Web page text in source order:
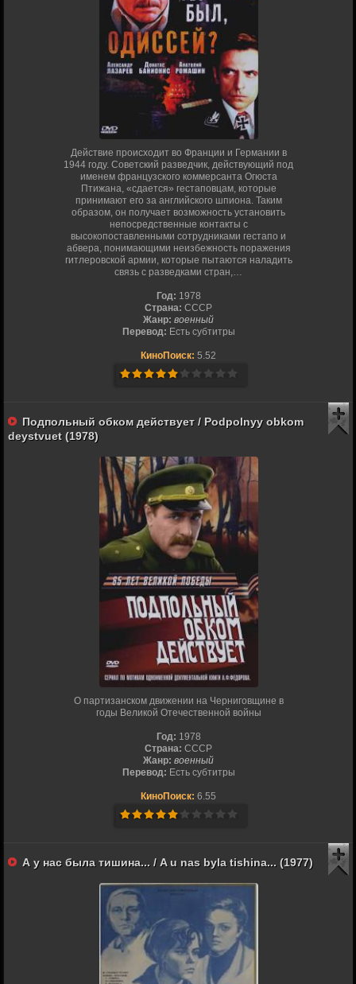
Действие происходит во Франции и Германии в
1944 году. Советский разведчик, действующий под
именем французского коммерсанта Огюста
Птижана, «сдается» гестаповцам, которые
принимают его за английского шпиона. Таким
образом, он получает возможность установить
непосредственные контакты с
высокопоставленными сотрудниками гестапо и
абвера, понимающими неизбежность поражения
гитлеровской армии, которые пытаются наладить
связь с разведками стран,…
Год: 1978
Страна: СССР
Жанр: военный
Перевод: Есть субтитры
КиноПоиск: 5.52
Подпольный обком действует / Podpolnyy obkom
deystvuet (1978)
О партизанском движении на Черниговщине в
годы Великой Отечественной войны
Год: 1978
Страна: СССР
Жанр: военный
Перевод: Есть субтитры
КиноПоиск: 6.55
А у нас была тишина... / A u nas byla tishina... (1977)